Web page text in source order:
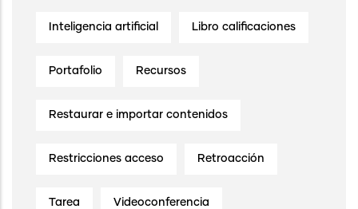
Inteligencia artificial Libro calificaciones
Portafolio Recursos
Restaurar e importar contenidos
Restricciones acceso Retroacción
Tarea Videoconferencia